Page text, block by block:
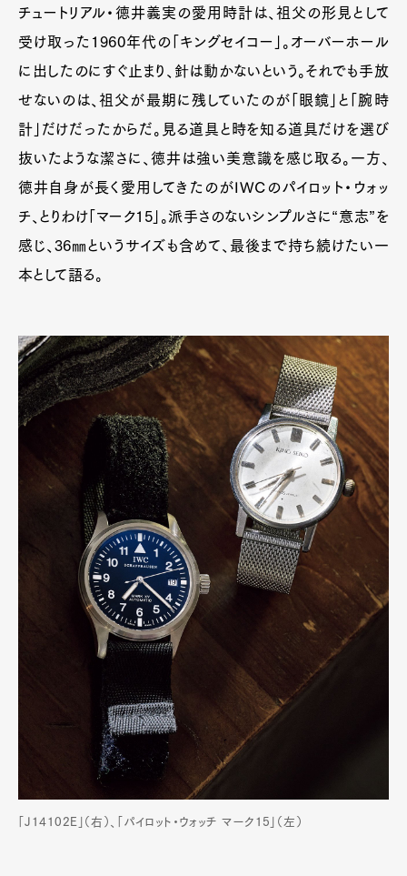
チュートリアル・徳井義実の愛用時計は、祖父の形見として
受け取った1960年代の「キングセイコー」。オーバーホール
に出したのにすぐ止まり、針は動かないという。それでも手放
せないのは、祖父が最期に残していたのが「眼鏡」と「腕時
計」だけだったからだ。見る道具と時を知る道具だけを選び
抜いたような潔さに、徳井は強い美意識を感じ取る。一方、
徳井自身が長く愛用してきたのがIWCのパイロット・ウォッ
チ、とりわけ「マーク15」。派手さのないシンプルさに“意志”を
感じ、36㎜というサイズも含めて、最後まで持ち続けたい一
本として語る。
「J14102E」（右）、「パイロット・ウォッチ マーク15」（左）